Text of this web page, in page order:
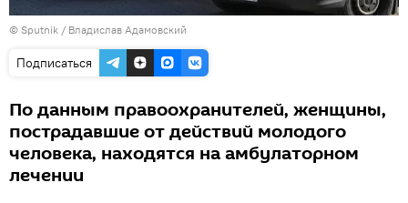
© Sputnik / Владислав Адамовский
Подписаться
По данным правоохранителей, женщины,
пострадавшие от действий молодого
человека, находятся на амбулаторном
лечении